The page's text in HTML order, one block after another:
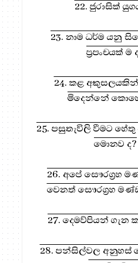
ධර්ම දානය සඳහා,
22. ජුරාසික්
23. නාම ධර්ම යනු
ප්‍රපංචයක් ම
24. කළ
මිදෙන්නේ
25. පසුතැවිලි වීමට
මොනව ද?
26. අපේ සෞරග්‍රහ
වෙනත් සෞරග්‍රහ
27. දෙමව්පියන් ගැන
28. පන්සිල්වල අනුහස්